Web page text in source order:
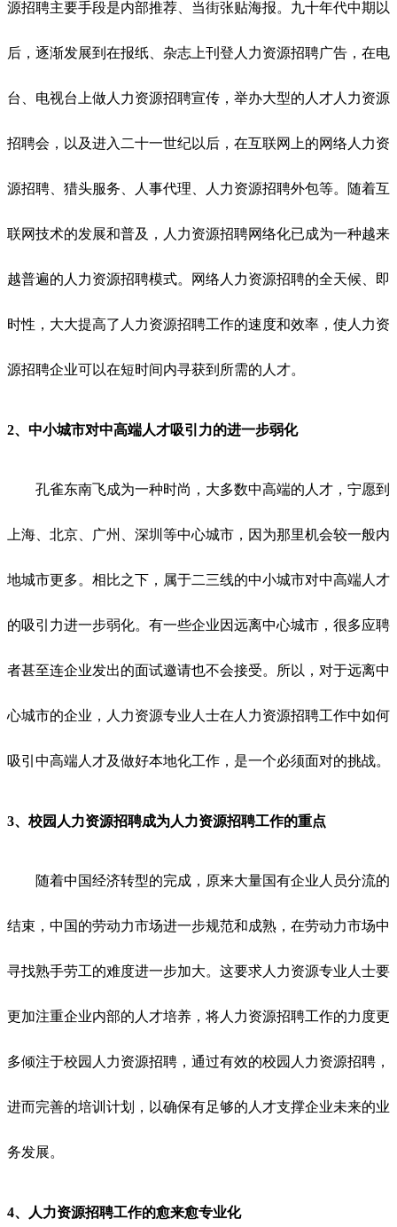
源招聘主要手段是内部推荐、当街张贴海报。九十年代中期以
后，逐渐发展到在报纸、杂志上刊登人力资源招聘广告，在电
台、电视台上做人力资源招聘宣传，举办大型的人才人力资源
招聘会，以及进入二十一世纪以后，在互联网上的网络人力资
源招聘、猎头服务、人事代理、人力资源招聘外包等。随着互
联网技术的发展和普及，人力资源招聘网络化已成为一种越来
越普遍的人力资源招聘模式。网络人力资源招聘的全天候、即
时性，大大提高了人力资源招聘工作的速度和效率，使人力资
源招聘企业可以在短时间内寻获到所需的人才。
2、中小城市对中高端人才吸引力的进一步弱化
孔雀东南飞成为一种时尚，大多数中高端的人才，宁愿到
上海、北京、广州、深圳等中心城市，因为那里机会较一般内
地城市更多。相比之下，属于二三线的中小城市对中高端人才
的吸引力进一步弱化。有一些企业因远离中心城市，很多应聘
者甚至连企业发出的面试邀请也不会接受。所以，对于远离中
心城市的企业，人力资源专业人士在人力资源招聘工作中如何
吸引中高端人才及做好本地化工作，是一个必须面对的挑战。
3、校园 人力资源招聘成为人力资源招聘工作的重点
随着中国经济转型的完成，原来大量国有企业人员分流的
结束，中国的劳动力市场进一步规范和成熟，在劳动力市场中
寻找熟手劳工的难度进一步加大。这要求人力资源专业人士要
更加注重企业内部的人才培养，将人力资源招聘工作的力度更
多倾注于校园人力资源招聘，通过有效的校园人力资源招聘，
进而完善的培训计划，以确保有足够的人才支撑企业未来的业
务发展。
4、 人力资源招聘工作的愈来愈专业化